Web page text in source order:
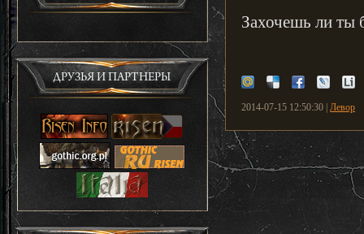
ДРУЗЬЯ И ПАРТНЕРЫ
Захочешь ли ты
2014-07-15 12:50:30 | Левор